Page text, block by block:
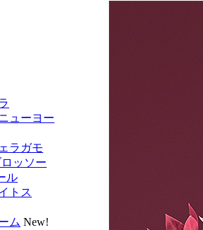
ューヨー
ラガモ
ッソー
ル
トス
ム New!